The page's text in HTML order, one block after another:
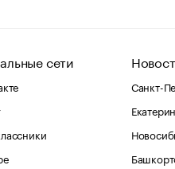
сети
Санкт-